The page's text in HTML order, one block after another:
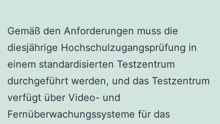
Gemäß den Anforderungen muss die
diesjährige Hochschulzugangsprüfung in
einem standardisierten Testzentrum
durchgeführt werden, und das Testzentrum
verfügt über Video- und
Fernüberwachungssysteme für das